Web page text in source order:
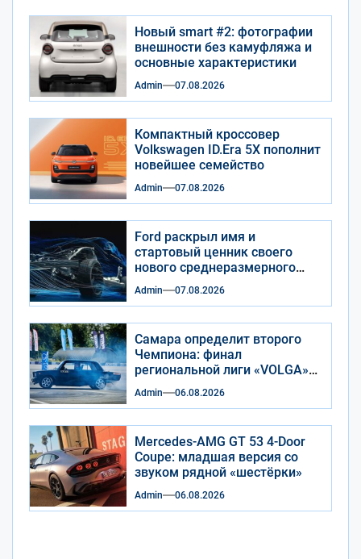
Новый smart #2: фотографии
внешности без камуфляжа и
основные характеристики
Admin 07.08.2026
Компактный кроссовер
Volkswagen ID.Era 5X пополнит
новейшее семейство
Admin 07.08.2026
Ford раскрыл имя и
стартовый ценник своего
нового среднеразмерного
пикапа
Admin 07.08.2026
Самара определит второго
Чемпиона: финал
региональной лиги «VOLGA»
по джимхане пройдет 9
августа
Admin 06.08.2026
Mercedes-AMG GT 53 4-Door
Coupe: младшая версия со
звуком рядной «шестёрки»
Admin 06.08.2026